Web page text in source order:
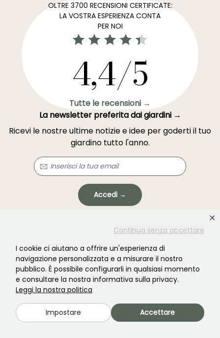
Continua senza accettare
I cookie ci aiutano a offrire un'esperienza di
navigazione personalizzata e a misurare il nostro
pubblico. È possibile configurarli in qualsiasi momento
e consultare la nostra informativa sulla privacy.
Leggi la nostra politica
Impostare Accettare
OLTRE 3700 RECENSIONI CERTIFICATE:
LA VOSTRA ESPERIENZA CONTA
PER NOI
4,4/5
Tutte le recensioni →
La newsletter preferita dai giardini →
Ricevi le nostre ultime notizie e idee per goderti il tuo
giardino tutto l'anno.
Accedi →
termini di servizio.
Non hai trovato quello che cercavi?